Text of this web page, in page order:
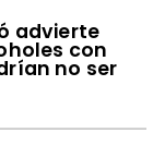
advierte
con
no ser